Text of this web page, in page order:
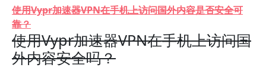
使用Vypr加速器VPN在手机上访问国外内容是否安全可
靠？
使用Vypr加速器VPN在手机上访问国
外内容安全吗？